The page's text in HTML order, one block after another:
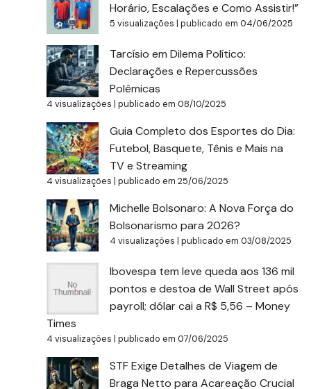
Horário, Escalações e Como Assistir!”
5 visualizações |publicado em 04/06/2025
Tarcísio em Dilema Político:
Declarações e Repercussões
Polêmicas
4 visualizações |publicado em 08/10/2025
Guia Completo dos Esportes do Dia:
Futebol, Basquete, Tênis e Mais na
TV e Streaming
4 visualizações |publicado em 25/06/2025
Michelle Bolsonaro: A Nova Força do
Bolsonarismo para 2026?
4 visualizações |publicado em 03/08/2025
Ibovespa tem leve queda aos 136 mil
pontos e destoa de Wall Street após
payroll; dólar cai a R$ 5,56 – Money
Times
4 visualizações |publicado em 07/06/2025
STF Exige Detalhes de Viagem de
Braga Netto para Acareação Crucial